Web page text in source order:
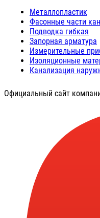
Металлопластик
Фасонные части
Подводка гибкая
Запорная арматура
Измерительные
Изоляционные
Канализация
Официальный сайт